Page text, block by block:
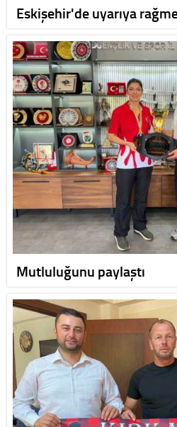
Eskişehir'de uyarıya
Mutluluğunu paylaştı